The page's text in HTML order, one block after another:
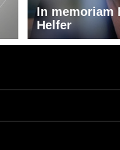
In memoriam
Helfer